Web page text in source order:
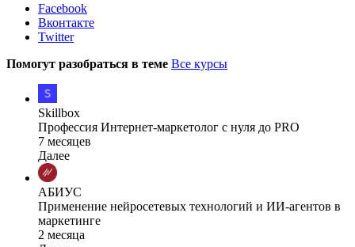
Facebook
Вконтакте
Twitter
Помогут разобраться в теме Все курсы
Skillbox
Профессия Интернет-маркетолог с нуля до PRO
7 месяцев
Далее
АБИУС
Применение нейросетевых технологий и ИИ-агентов в
маркетинге
2 месяца